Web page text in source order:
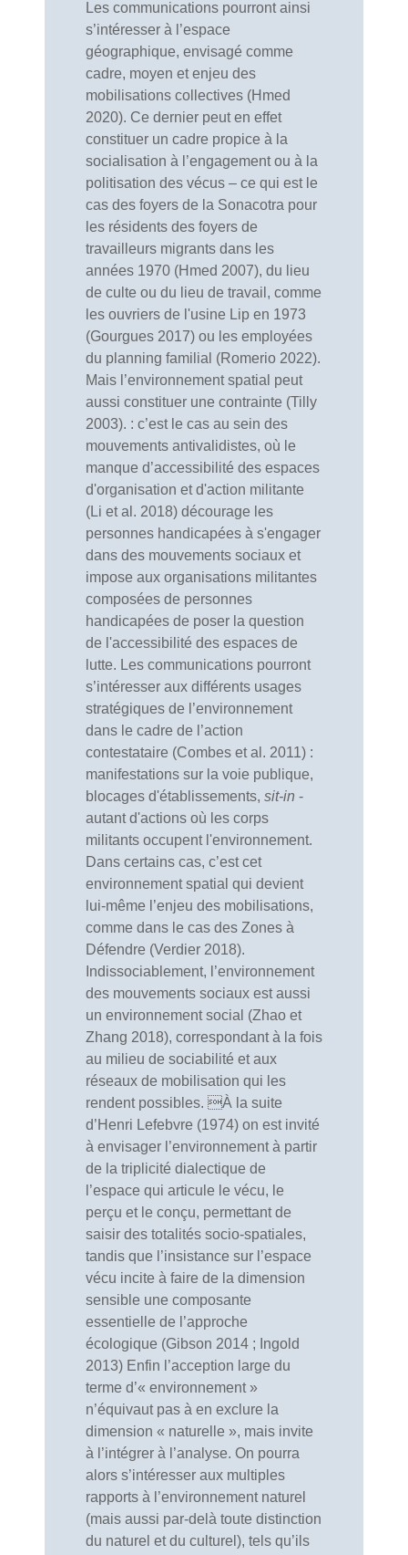
Les communications pourront ainsi
s’intéresser à l’espace
géographique, envisagé comme
cadre, moyen et enjeu des
mobilisations collectives (Hmed
2020). Ce dernier peut en effet
constituer un cadre propice à la
socialisation à l’engagement ou à la
politisation des vécus – ce qui est le
cas des foyers de la Sonacotra pour
les résidents des foyers de
travailleurs migrants dans les
années 1970 (Hmed 2007), du lieu
de culte ou du lieu de travail, comme
les ouvriers de l'usine Lip en 1973
(Gourgues 2017) ou les employées
du planning familial (Romerio 2022).
Mais l’environnement spatial peut
aussi constituer une contrainte (Tilly
2003). : c’est le cas au sein des
mouvements antivalidistes, où le
manque d’accessibilité des espaces
d'organisation et d'action militante
(Li et al. 2018) décourage les
personnes handicapées à s'engager
dans des mouvements sociaux et
impose aux organisations militantes
composées de personnes
handicapées de poser la question
de l'accessibilité des espaces de
lutte. Les communications pourront
s’intéresser aux différents usages
stratégiques de l’environnement
dans le cadre de l’action
contestataire (Combes et al. 2011) :
manifestations sur la voie publique,
blocages d'établissements, sit-in -
autant d'actions où les corps
militants occupent l'environnement.
Dans certains cas, c’est cet
environnement spatial qui devient
lui-même l’enjeu des mobilisations,
comme dans le cas des Zones à
Défendre (Verdier 2018).
Indissociablement, l’environnement
des mouvements sociaux est aussi
un environnement social (Zhao et
Zhang 2018), correspondant à la fois
au milieu de sociabilité et aux
réseaux de mobilisation qui les
rendent possibles. À la suite
d’Henri Lefebvre (1974) on est invité
à envisager l’environnement à partir
de la triplicité dialectique de
l’espace qui articule le vécu, le
perçu et le conçu, permettant de
saisir des totalités socio-spatiales,
tandis que l’insistance sur l’espace
vécu incite à faire de la dimension
sensible une composante
essentielle de l’approche
écologique (Gibson 2014 ; Ingold
2013) Enfin l’acception large du
terme d’« environnement »
n’équivaut pas à en exclure la
dimension « naturelle », mais invite
à l’intégrer à l’analyse. On pourra
alors s’intéresser aux multiples
rapports à l’environnement naturel
(mais aussi par-delà toute distinction
du naturel et du culturel), tels qu’ils